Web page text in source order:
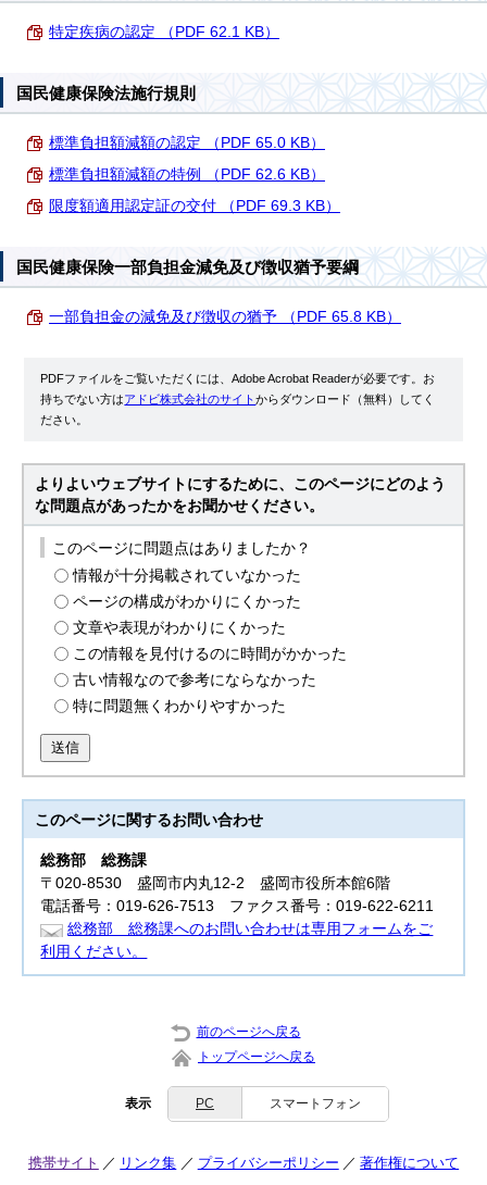
特定疾病の認定 （PDF 62.1 KB）
国民健康保険法施行規則
標準負担額減額の認定 （PDF 65.0 KB）
標準負担額減額の特例 （PDF 62.6 KB）
限度額適用認定証の交付 （PDF 69.3 KB）
国民健康保険一部負担金減免及び徴収猶予要綱
一部負担金の減免及び徴収の猶予 （PDF 65.8 KB）
PDFファイルをご覧いただくには、Adobe Acrobat Readerが必要です。お
持ちでない方はアドビ株式会社のサイトからダウンロード（無料）してく
ださい。
よりよいウェブサイトにするために、このページにどのよう
な問題点があったかをお聞かせください。
このページに問題点はありましたか？
情報が十分掲載されていなかった
ページの構成がわかりにくかった
文章や表現がわかりにくかった
この情報を見付けるのに時間がかかった
古い情報なので参考にならなかった
特に問題無くわかりやすかった
送信
このページに関するお問い合わせ
総務部総務課
〒020-8530 盛岡市内丸12-2 盛岡市役所本館6階
電話番号：019-626-7513 ファクス番号：019-622-6211
総務部 総務課へのお問い合わせは専用フォームをご
利用ください。
前のページへ戻る
トップページへ戻る
表示 PC スマートフォン
携帯サイト リンク集 プライバシーポリシー 著作権について